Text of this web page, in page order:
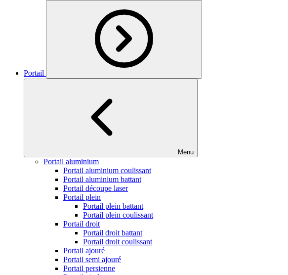
Portail
Menu
Portail aluminium
Portail aluminium coulissant
Portail aluminium battant
Portail découpe laser
Portail plein
Portail plein battant
Portail plein coulissant
Portail droit
Portail droit battant
Portail droit coulissant
Portail ajouré
Portail semi ajouré
Portail persienne